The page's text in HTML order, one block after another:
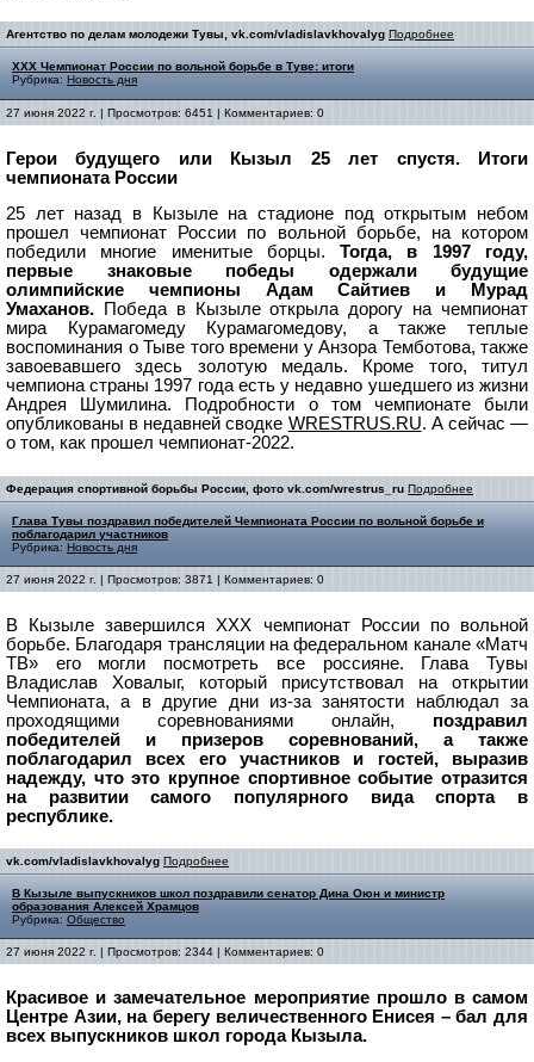
Агентство по делам молодежи Тувы, vk.com/vladislavkhovalyg Подробнее
ХХХ Чемпионат России по вольной борьбе в Туве: итоги
Рубрика: Новость дня
27 июня 2022 г. | Просмотров: 6451 | Комментариев: 0
Герои будущего или Кызыл 25 лет спустя. Итоги
чемпионата России
25 лет назад в Кызыле на стадионе под открытым небом
прошел чемпионат России по вольной борьбе, на котором
победили многие именитые борцы.Тогда, в 1997 году,
первые знаковые победы одержали будущие
олимпийские чемпионы Адам Сайтиев и Мурад
Умаханов. Победа в Кызыле открыла дорогу на чемпионат
мира Курамагомеду Курамагомедову, а также теплые
воспоминания о Тыве того времени у Анзора Темботова, также
завоевавшего здесь золотую медаль. Кроме того, титул
чемпиона страны 1997 года есть у недавно ушедшего из жизни
Андрея Шумилина. Подробности о том чемпионате были
опубликованы в недавней сводке WRESTRUS.RU. А сейчас —
о том, как прошел чемпионат-2022.
Федерация спортивной борьбы России, фото vk.com/wrestrus_ru Подробнее
Глава Тувы поздравил победителей Чемпионата России по вольной борьбе и
поблагодарил участников
Рубрика: Новость дня
27 июня 2022 г. | Просмотров: 3871 | Комментариев: 0
В Кызыле завершился ХХХ чемпионат России по вольной
борьбе. Благодаря трансляции на федеральном канале «Матч
ТВ» его могли посмотреть все россияне. Глава Тувы
Владислав Ховалыг, который присутствовал на открытии
Чемпионата, а в другие дни из-за занятости наблюдал за
проходящими соревнованиями онлайн, поздравил
победителей и призеров соревнований, а также
поблагодарил всех его участников и гостей, выразив
надежду, что это крупное спортивное событие отразится
на развитии самого популярного вида спорта в
республике.
vk.com/vladislavkhovalyg Подробнее
В Кызыле выпускников школ поздравили сенатор Дина Оюн и министр
образования Алексей Храмцов
Рубрика: Общество
27 июня 2022 г. | Просмотров: 2344 | Комментариев: 0
Красивое и замечательное мероприятие прошло в самом
Центре Азии, на берегу величественного Енисея – бал для
всех выпускников школ города Кызыла.